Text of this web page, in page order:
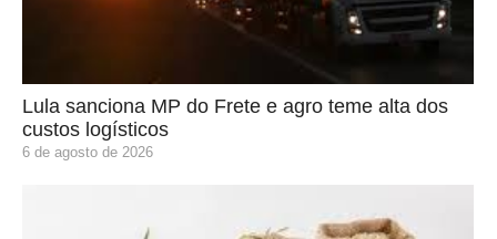
Lula sanciona MP do Frete e agro teme alta dos
custos logísticos
6 de agosto de 2026